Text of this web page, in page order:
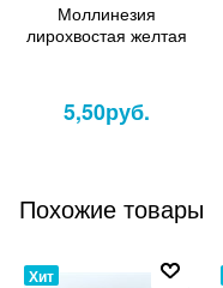
Моллинезия
лирохвостая желтая
5,50руб.
Похожие товары
Хит